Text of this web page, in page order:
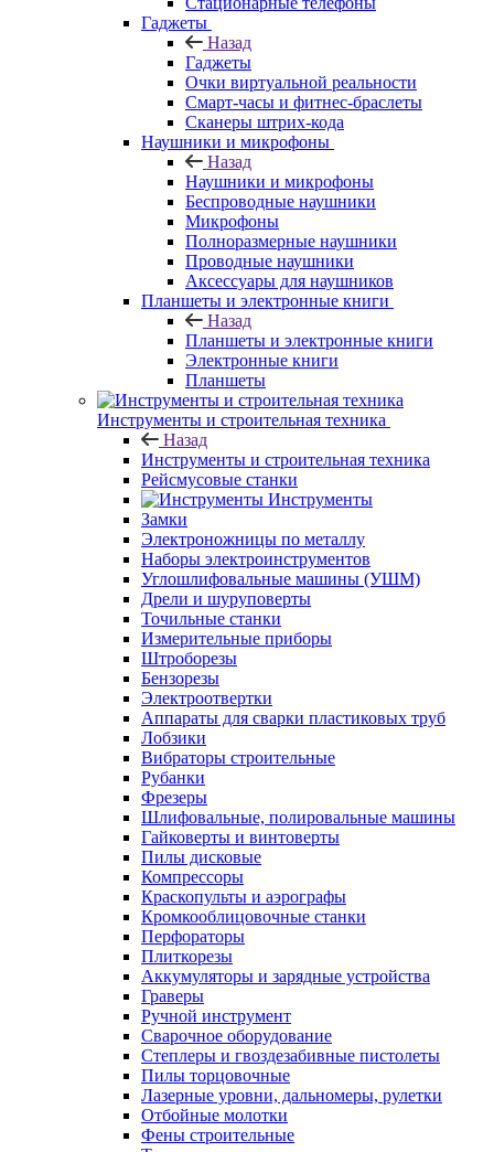
Гаджеты
Назад
Гаджеты
Очки виртуальной реальности
Смарт-часы и фитнес-браслеты
Сканеры штрих-кода
Наушники и микрофоны
Назад
Наушники и микрофоны
Беспроводные наушники
Микрофоны
Полноразмерные наушники
Проводные наушники
Аксессуары для наушников
Планшеты и электронные книги
Назад
Планшеты и электронные книги
Электронные книги
Планшеты
Инструменты и строительная техника
Назад
Инструменты и строительная техника
Рейсмусовые станки
Инструменты
Замки
Электроножницы по металлу
Наборы электроинструментов
Углошлифовальные машины (УШМ)
Дрели и шуруповерты
Точильные станки
Измерительные приборы
Штроборезы
Бензорезы
Электроотвертки
Аппараты для сварки пластиковых труб
Лобзики
Вибраторы строительные
Рубанки
Фрезеры
Шлифовальные, полировальные машины
Гайковерты и винтоверты
Пилы дисковые
Компрессоры
Краскопульты и аэрографы
Кромкооблицовочные станки
Перфораторы
Плиткорезы
Аккумуляторы и зарядные устройства
Граверы
Ручной инструмент
Сварочное оборудование
Степлеры и гвоздезабивные пистолеты
Пилы торцовочные
Лазерные уровни, дальномеры, рулетки
Отбойные молотки
Фены строительные